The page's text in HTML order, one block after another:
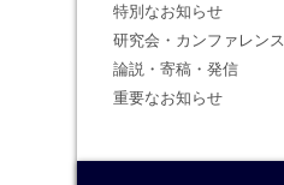
特別なお知らせ
研究会・カンファレンス
論説・寄稿・発信
重要なお知らせ